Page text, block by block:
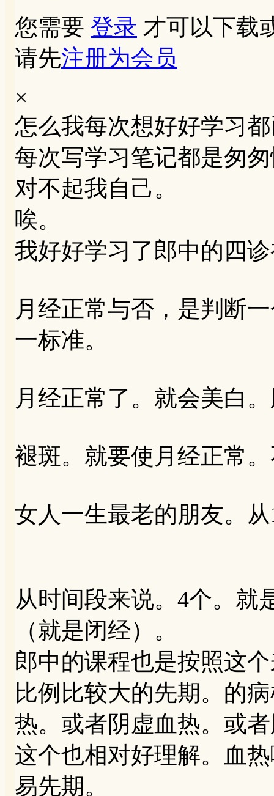
您需要 登录 才可以下载
请先注册为会员
×
怎么我每次想好好学习
每次写学习笔记都是匆
对不起我自己。
唉。
我好好学习了郎中的四
月经正常与否，是判断
一标准。
月经正常了。就会美白
褪斑。就要使月经正常
女人一生最老的朋友。
从时间段来说。4个。就
（就是闭经）。
郎中的课程也是按照这
比例比较大的先期。的
热。或者阴虚血热。或
这个也相对好理解。血
易先期。